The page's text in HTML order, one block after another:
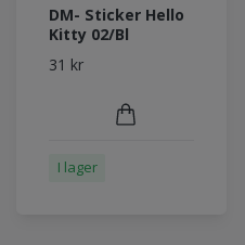
DM- Sticker Hello
Kitty 02/Bl
31 kr
I lager